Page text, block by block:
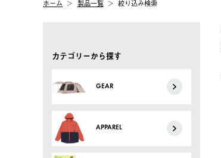
ホーム 製品一覧 絞り込み検索
カテゴリーから探す
GEAR
APPAREL